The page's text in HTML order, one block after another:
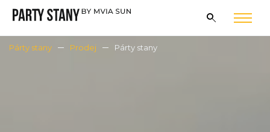
Párty stany Prodej Párty stany